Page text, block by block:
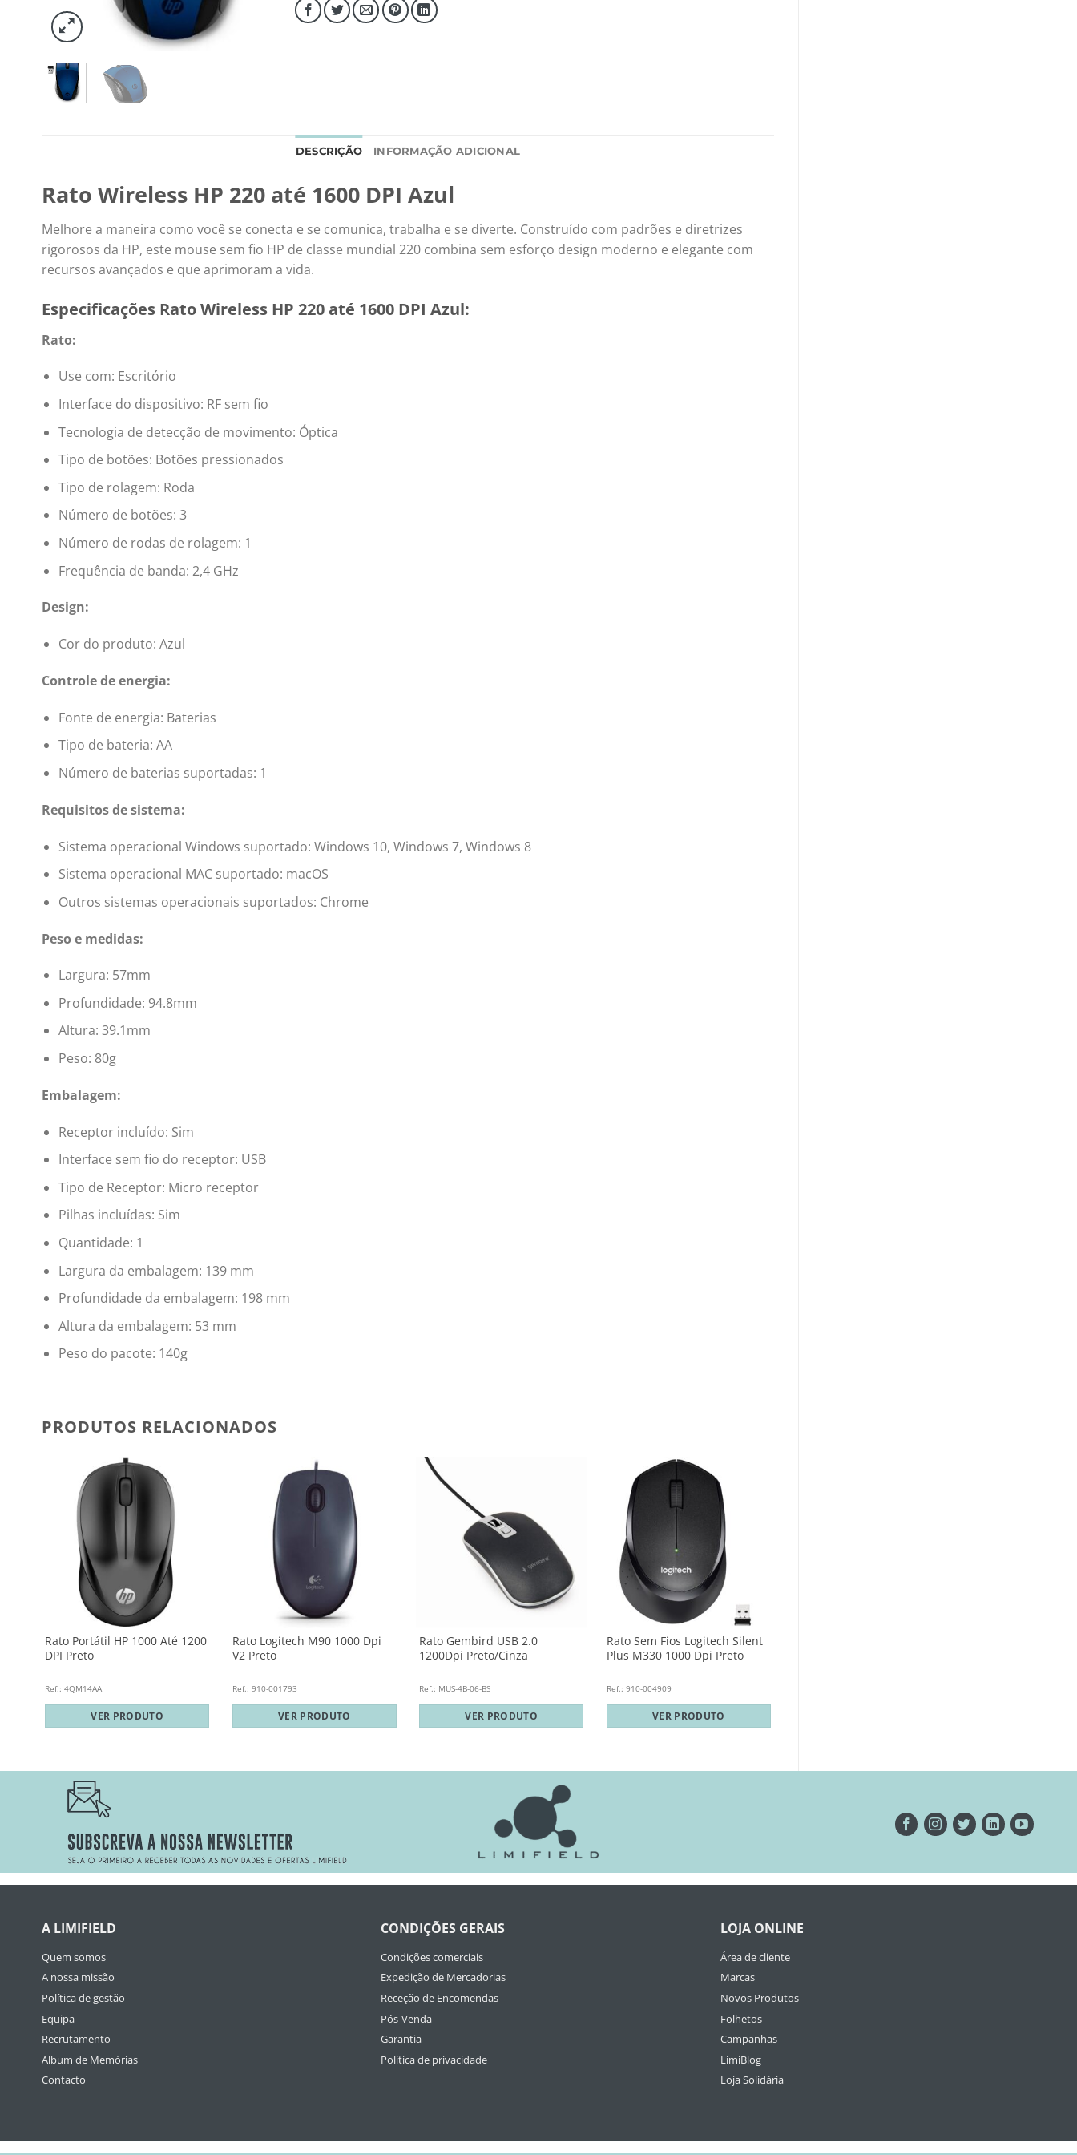
DESCRIÇÃO INFORMAÇÃO ADICIONAL
Rato Wireless HP 220 até 1600 DPI Azul
Melhore a maneira como você se conecta e se comunica, trabalha e se diverte. Construído com padrões e diretrizes
rigorosos da HP, este mouse sem fio HP de classe mundial 220 combina sem esforço design moderno e elegante com
recursos avançados e que aprimoram a vida.
Especificações Rato Wireless HP 220 até 1600 DPI Azul:
Rato:
Use com: Escritório
Interface do dispositivo: RF sem fio
Tecnologia de detecção de movimento: Óptica
Tipo de botões: Botões pressionados
Tipo de rolagem: Roda
Número de botões: 3
Número de rodas de rolagem: 1
Frequência de banda: 2,4 GHz
Design:
Cor do produto: Azul
Controle de energia:
Fonte de energia: Baterias
Tipo de bateria: AA
Número de baterias suportadas: 1
Requisitos de sistema:
Sistema operacional Windows suportado: Windows 10, Windows 7, Windows 8
Sistema operacional MAC suportado: macOS
Outros sistemas operacionais suportados: Chrome
Peso e medidas:
Largura: 57mm
Profundidade: 94.8mm
Altura: 39.1mm
Peso: 80g
Embalagem:
Receptor incluído: Sim
Interface sem fio do receptor: USB
Tipo de Receptor: Micro receptor
Pilhas incluídas: Sim
Quantidade: 1
Largura da embalagem: 139 mm
Profundidade da embalagem: 198 mm
Altura da embalagem: 53 mm
Peso do pacote: 140g
PRODUTOS RELACIONADOS
Rato Portátil HP 1000 Até 1200
DPI Preto
Ref.: 4QM14AA
VER PRODUTO
Rato Logitech M90 1000 Dpi
V2 Preto
Ref.: 910-001793
VER PRODUTO
Rato Gembird USB 2.0
1200Dpi Preto/Cinza
Ref.: MUS-4B-06-BS
VER PRODUTO
Rato Sem Fios Logitech Silent
Plus M330 1000 Dpi Preto
Ref.: 910-004909
VER PRODUTO
A LIMIFIELD
Quem somos
A nossa missão
Política de gestão
Equipa
Recrutamento
Album de Memórias
Contacto
CONDIÇÕES GERAIS
Condições comerciais
Expedição de Mercadorias
Receção de Encomendas
Pós-Venda
Garantia
Política de privacidade
LOJA ONLINE
Área de cliente
Marcas
Novos Produtos
Folhetos
Campanhas
LimiBlog
Loja Solidária